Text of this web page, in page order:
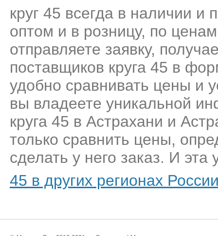
круг 45 всегда в наличии и
оптом и в розницу, по
отправляете заявку,
поставщиков круга 45 в
удобно сравнивать цены и
вы владеете уникальной
круга 45 в Астрахани и
только сравнить цены,
сделать у него заказ. И эта
45 в других регионах